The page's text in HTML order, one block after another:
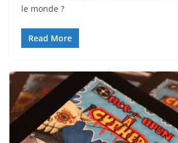
le monde ?
Read More